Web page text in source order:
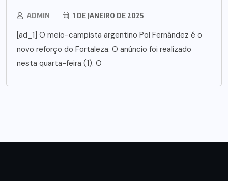
ADMIN 1 DE JANEIRO DE 2025
[ad_1] O meio-campista argentino Pol Fernández é o
novo reforço do Fortaleza. O anúncio foi realizado
nesta quarta-feira (1). O